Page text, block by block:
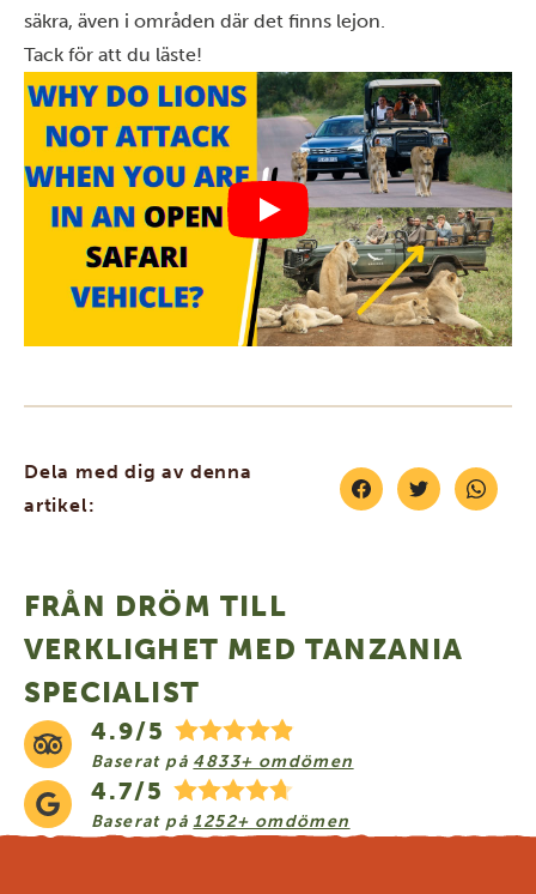
säkra, även i områden där det finns lejon.
Tack för att du läste!
Dela med dig av denna
artikel:
FRÅN DRÖM TILL
VERKLIGHET MED TANZANIA
SPECIALIST
4.9/5
Baserat på 4833+ omdömen
4.7/5
Baserat på1252+ omdömen